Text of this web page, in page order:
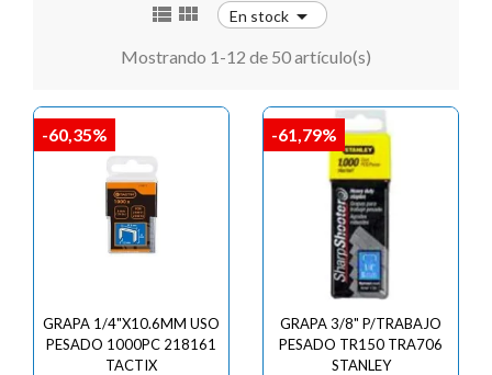
  En stock 
Mostrando 1-12 de 50 artículo(s)
GRAPA 1/4"X10.6MM USO
PESADO 1000PC 218161
TACTIX
-60,35%
GRAPA 3/8" P/TRABAJO
PESADO TR150 TRA706
STANLEY
-61,79%